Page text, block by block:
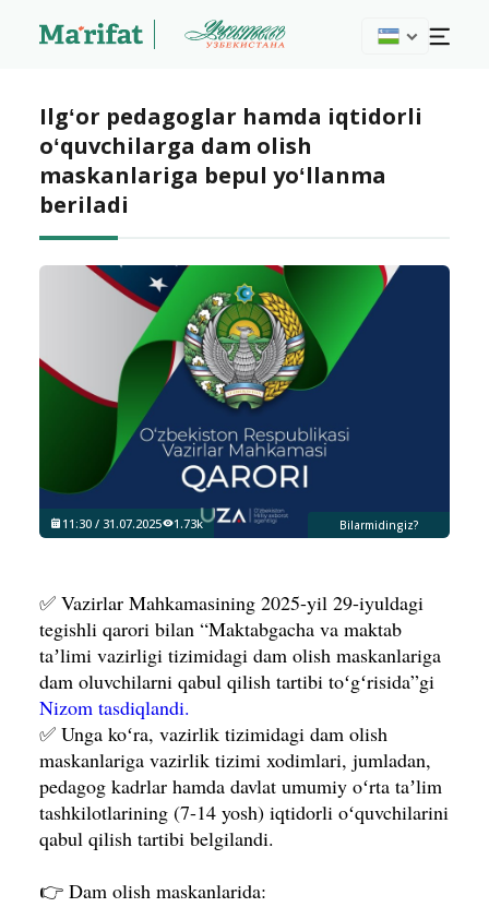
Ilgʻor pedagoglar hamda iqtidorli
oʻquvchilarga dam olish
maskanlariga bepul yoʻllanma
beriladi
Bilarmidingiz?
11:30 / 31.07.2025 1.73k
✅ Vazirlar Mahkamasining 2025-yil 29-iyuldagi
tegishli qarori bilan “Maktabgacha va maktab
taʼlimi vazirligi tizimidagi dam olish maskanlariga
dam oluvchilarni qabul qilish tartibi toʻgʻrisida”gi
Nizom tasdiqlandi.
✅ Unga koʻra, vazirlik tizimidagi dam olish
maskanlariga vazirlik tizimi xodimlari, jumladan,
pedagog kadrlar hamda davlat umumiy oʻrta taʼlim
tashkilotlarining (7-14 yosh) iqtidorli oʻquvchilarini
qabul qilish tartibi belgilandi.
👉 Dam olish maskanlarida: